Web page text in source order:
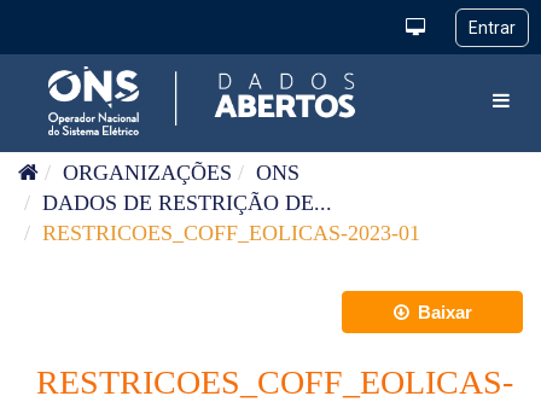
ORGANIZAÇÕES
ONS
DADOS DE RESTRIÇÃO DE...
RESTRICOES_COFF_EOLICAS-2023-01
Baixar
RESTRICOES_COFF_EOLICAS-